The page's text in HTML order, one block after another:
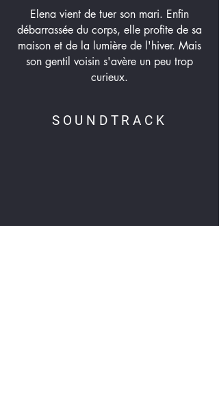
Elena vient de tuer son mari. Enfin
débarrassée du corps, elle profite de sa
maison et de la lumière de l'hiver. Mais
son gentil voisin s'avère un peu trop
curieux.
SOUNDTRACK